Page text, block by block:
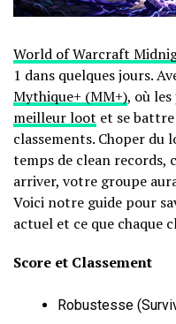
World of Warcraft
1 dans quelques jours.
Mythique+ (MM+), où
meilleur loot et se
classements. Choper du
temps de clean records,
arriver, votre groupe
Voici notre guide pour
actuel et ce que chaque
Score et Classement
Robustesse